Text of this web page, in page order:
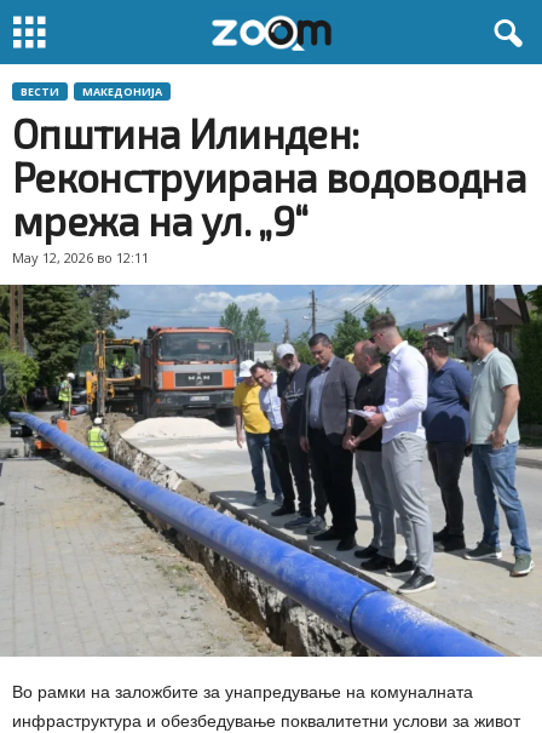
ВЕСТИ МАКЕДОНИЈА
Општина Илинден:
Реконструирана водоводна
мрежа на ул. „9“
May 12, 2026 во 12:11
Во рамки на заложбите за унапредување на комуналната
инфраструктура и обезбедување поквалитетни услови за живот